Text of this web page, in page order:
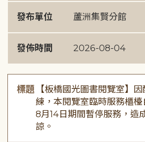
發布單位 蘆洲集賢分館
發佈時間 2026-08-04
標題
【板橋國光圖書閱覽室】
練，本閱覽室臨時服務櫃
8月14日期間暫停服務，造
諒。